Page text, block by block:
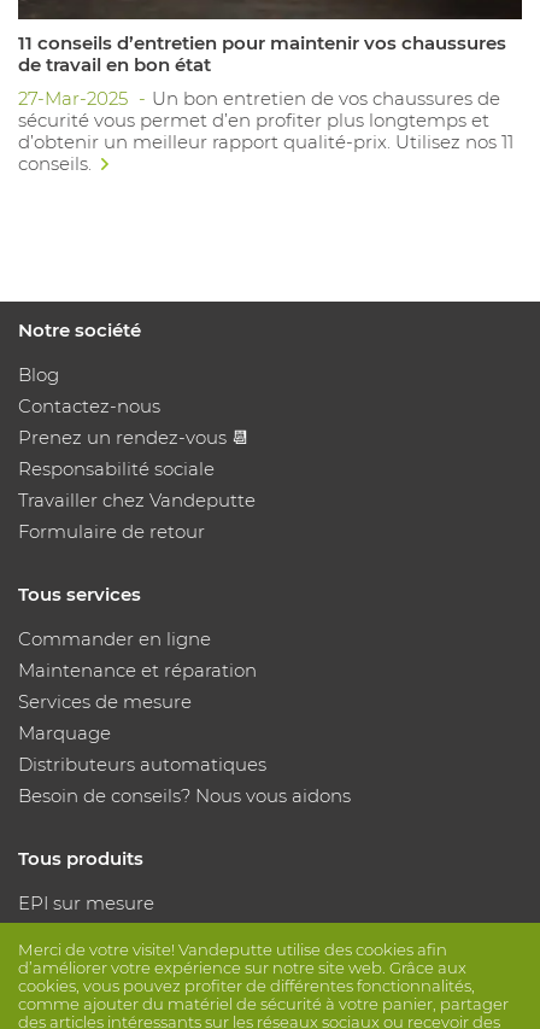
11 conseils d’entretien pour maintenir vos chaussures
de travail en bon état
27-Mar-2025
Un bon entretien de vos chaussures de
sécurité vous permet d’en profiter plus longtemps et
d’obtenir un meilleur rapport qualité-prix. Utilisez nos 11
conseils.
Merci de votre visite! Vandeputte utilise des cookies afin
d’améliorer votre expérience sur notre site web. Grâce aux
cookies, vous pouvez profiter de différentes fonctionnalités,
comme ajouter du matériel de sécurité à votre panier, partager
des articles intéressants sur les réseaux sociaux ou recevoir des
Notre société
Blog
Contactez-nous
Prenez un rendez-vous 📆
Responsabilité sociale
Travailler chez Vandeputte
Formulaire de retour
Tous services
Commander en ligne
Maintenance et réparation
Services de mesure
Marquage
Distributeurs automatiques
Besoin de conseils? Nous vous aidons
Tous produits
EPI sur mesure
Protection des pieds
Vêtements de protection